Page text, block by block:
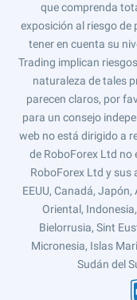
que comprenda
exposición al riesgo de
tener en cuenta su
Trading implican
naturaleza de tales
parecen claros, por
para un consejo
web no está dirigido a
de RoboForex Ltd no
RoboForex Ltd y
EEUU, Canadá,
Oriental,
Bielorrusia, Sint
Micronesia, Islas
Sudán del